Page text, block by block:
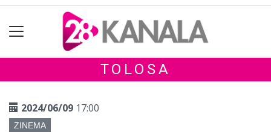
TOLOSA
2024/06/09 17:00
ZINEMA